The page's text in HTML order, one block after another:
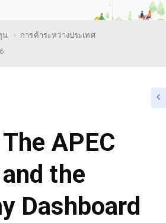
น
การค้าระหว่างประเทศ
APEC
the
Dashboard